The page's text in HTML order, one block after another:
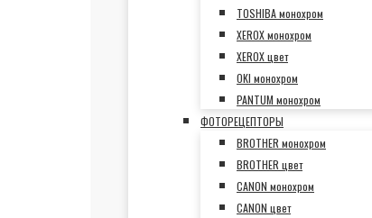
TOSHIBA монохром
XEROX монохром
XEROX цвет
OKI монохром
PANTUM монохром
ФОТОРЕЦЕПТОРЫ
BROTHER монохром
BROTHER цвет
CANON монохром
CANON цвет